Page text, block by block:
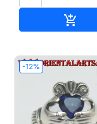

-12%